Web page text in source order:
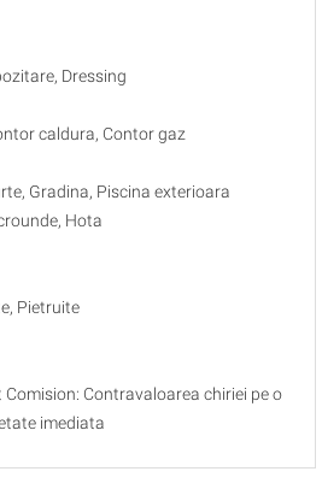
Dressing
caldura, Contor gaz
Gradina, Piscina exterioara
Hota
Pietruite
Contravaloarea chiriei pe o
imediata